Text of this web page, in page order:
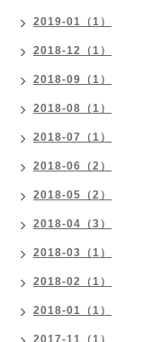
2019-01（1）
2018-12（1）
2018-09（1）
2018-08（1）
2018-07（1）
2018-06（2）
2018-05（2）
2018-04（3）
2018-03（1）
2018-02（1）
2018-01（1）
2017-11（1）